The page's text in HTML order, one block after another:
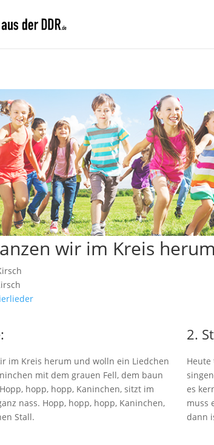
wir im Kreis
im Kreis herum und wolln ein Liedchen
mit dem grauen Fell, dem baun
hopp, hopp, Kaninchen, sitzt im
nass. Hopp, hopp, hopp, Kaninchen,
Stall.
2.
es
muss
dann